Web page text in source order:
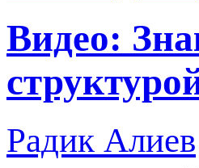
Видео:
Радик Алиев